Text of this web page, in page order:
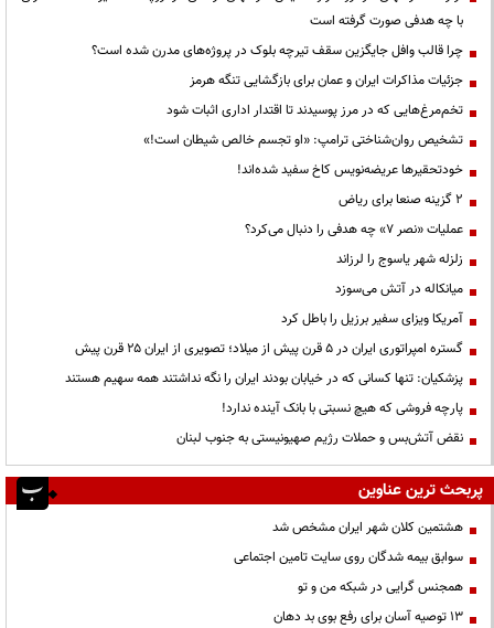
با چه هدفی صورت گرفته است
چرا قالب وافل جایگزین سقف تیرچه بلوک در پروژه‌های مدرن شده است؟
جزئیات مذاکرات ایران و عمان برای بازگشایی تنگه هرمز
تخم‌مرغ‌هایی که در مرز پوسیدند تا اقتدار اداری اثبات شود
تشخیص روان‌شناختی ترامپ: «او تجسم خالص شیطان است!»
خودتحقیرها عریضه‌نویس کاخ سفید شده‌اند!
۲ گزینه صنعا برای ریاض
عملیات «نصر ۷» چه هدفی را دنبال می‌کرد؟
زلزله شهر یاسوج را لرزاند
میانکاله در آتش می‌سوزد
آمریکا ویزای سفیر برزیل را باطل کرد
گستره امپراتوری ایران در ۵ قرن پیش از میلاد؛ تصویری از ایران ۲۵ قرن پیش
پزشکیان: تنها کسانی که در خیابان بودند ایران را نگه نداشتند همه سهیم هستند
پارچه فروشی که هیچ نسبتی با بانک آینده ندارد!
نقض آتش‌بس و حملات رژیم صهیونیستی به جنوب لبنان
پربحث ترین عناوین
هشتمین کلان شهر ایران مشخص شد
سوابق بیمه شدگان روی سایت تامین اجتماعی
همجنس گرایی در شبکه من و تو
13 توصیه آسان برای رفع بوی بد دهان